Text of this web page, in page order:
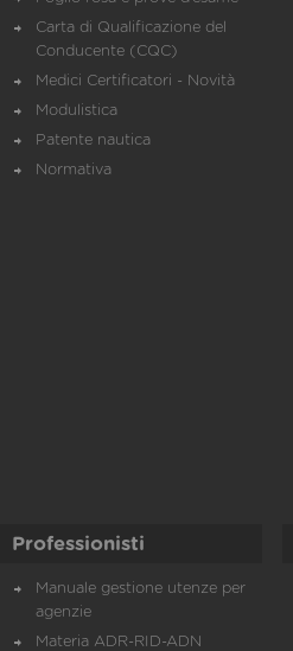
Carta di Qualificazione del
Conducente (CQC)
Medici Certificatori - Novità
Modulistica
Patente nautica
Normativa
Professionisti
Manuale gestione utenze per
agenzie
Materia ADR-RID-ADN